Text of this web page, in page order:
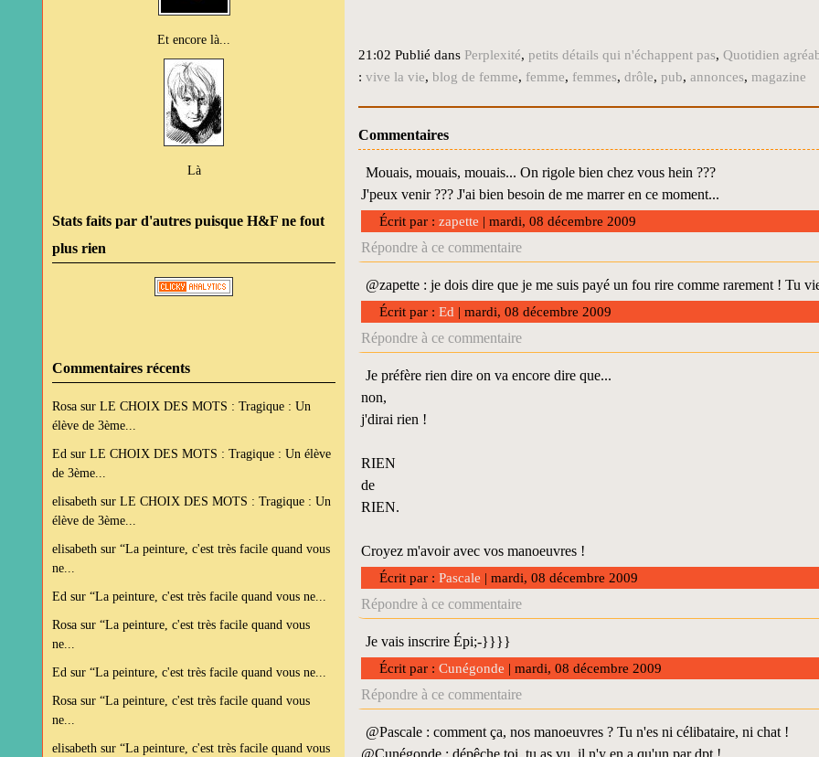
Et encore là...
Là
Stats faits par d'autres puisque H&F ne fout
plus rien
Commentaires récents
Rosa sur LE CHOIX DES MOTS : Tragique : Un
élève de 3ème...
Ed sur LE CHOIX DES MOTS : Tragique : Un élève
de 3ème...
elisabeth sur LE CHOIX DES MOTS : Tragique : Un
élève de 3ème...
elisabeth sur “La peinture, c'est très facile quand vous
ne...
Ed sur “La peinture, c'est très facile quand vous ne...
Rosa sur “La peinture, c'est très facile quand vous
ne...
Ed sur “La peinture, c'est très facile quand vous ne...
Rosa sur “La peinture, c'est très facile quand vous
ne...
elisabeth sur “La peinture, c'est très facile quand vous
21:02 Publié dans Perplexité, petits détails qui n'échappent pas, Quotidien
: vive la vie, blog de femme, femme, femmes, drôle, pub, annonces, magazine
Commentaires
Mouais, mouais, mouais... On rigole bien chez vous hein ???
J'peux venir ??? J'ai bien besoin de me marrer en ce moment...
Écrit par : zapette | mardi, 08 décembre 2009
Répondre à ce commentaire
@zapette : je dois dire que je me suis payé un fou rire comme rarement ! Tu
Écrit par : Ed | mardi, 08 décembre 2009
Répondre à ce commentaire
Je préfère rien dire on va encore dire que...
non,
j'dirai rien !
RIEN
de
RIEN.
Croyez m'avoir avec vos manoeuvres !
Écrit par : Pascale | mardi, 08 décembre 2009
Répondre à ce commentaire
Je vais inscrire Épi;-}}}}
Écrit par : Cunégonde | mardi, 08 décembre 2009
Répondre à ce commentaire
@Pascale : comment ça, nos manoeuvres ? Tu n'es ni célibataire, ni chat !